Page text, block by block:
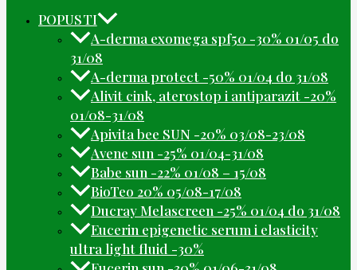
POPUSTI
A-derma exomega spf50 -30% 01/05 do
31/08
A-derma protect -50% 01/04 do 31/08
Alivit cink, aterostop i antiparazit -20%
01/08-31/08
Apivita bee SUN -20% 03/08-23/08
Avene sun -25% 01/04-31/08
Babe sun -22% 01/08 – 15/08
BioTeo 20% 05/08-17/08
Ducray Melascreen -25% 01/04 do 31/08
Eucerin epigenetic serum i elasticity
ultra light fluid -30%